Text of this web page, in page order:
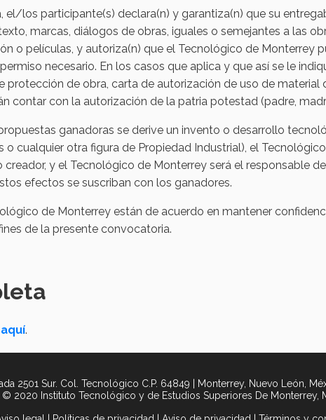
los participante(s) declara(n) y garantiza(n) que su
marcas, diálogos de obras, iguales o semejantes a las
o películas, y autoriza(n) que el Tecnológico de Monterrey
necesario. En los casos que aplica y que así se le
protección de obra, carta de autorización de uso de
contar con la autorización de la patria potestad (padre,
ganadoras se derive un invento o desarrollo
o cualquier otra figura de Propiedad Industrial), el
y el Tecnológico de Monterrey será el responsable
efectos se suscriban con los ganadores.
de Monterrey están de acuerdo en mantener
de la presente convocatoria.
aquí.
2501 Sur. Col. Tecnológico C.P. 64849 | Monterrey, Nuevo León,
© 2020 Instituto Tecnológico y de Estudios Superiores De Monterrey,